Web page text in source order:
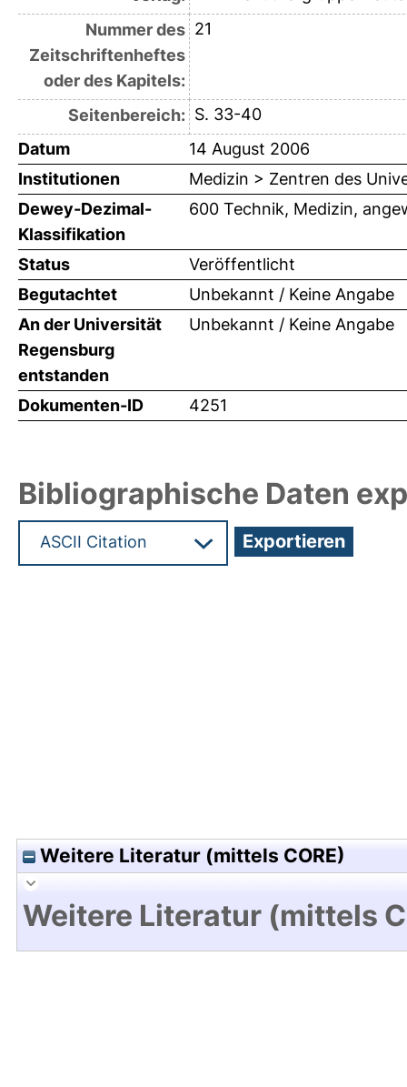
Nummer des
Zeitschriftenheftes
oder des Kapitels:
21
Seitenbereich: S. 33-40
Datum
14 August 2006
Institutionen
Medizin > Zentren des
Dewey-Dezimal-
Klassifikation
600 Technik, Medizin,
Status
Veröffentlicht
Begutachtet
Unbekannt / Keine Angabe
An der Universität
Regensburg
entstanden
Unbekannt / Keine Angabe
Dokumenten-ID 4251
Bibliographische Daten
Weitere Literatur (mittels CORE)
Weitere Literatur (mittels